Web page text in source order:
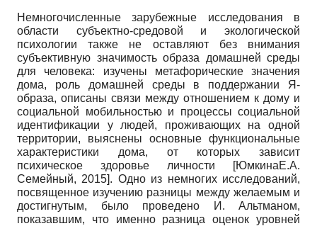
Немногочисленные зарубежные исследования в
области субъектно-средо­вой и экологической
психологии также не оставляют без внимания
субъективную значимость образа домашней среды
для человека: изучены метафорические значения
дома, роль домашней среды в поддержании Я-
образа, описаны связи между отношением к дому и
социальной мобильностью и процессы социальной
идентификации у людей, проживающих на одной
территории, выяснены основные функциональные
характеристики дома, от которых зависит
психическое здоровье личности
[ЮмкинаЕ.А.
Семейный, 2015]. Одно из немногих исследований,
посвященное изучению разницы между желаемым и
достигнутым, было проведено И. Альтманом,
показавшим, что именно разница оценок уровней